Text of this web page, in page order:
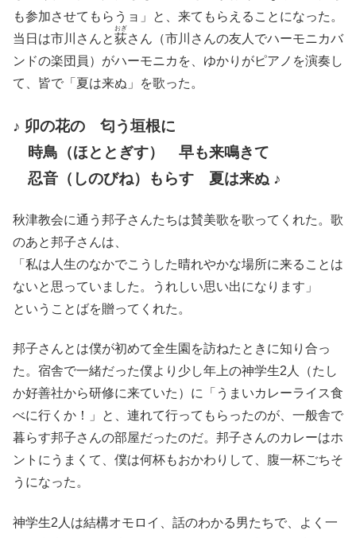
も参加させてもらうョ」と、来てもらえることになった。
当日は市川さんと荻
おぎ
さん（市川さんの友人でハーモニカバ
ンドの楽団員）がハーモニカを、ゆかりがピアノを演奏し
て、皆で「夏は来ぬ」を歌った。
♪ 卯の花の 匂う垣根に
時鳥（ほととぎす） 早も来鳴きて
忍音（しのびね）もらす 夏は来ぬ ♪
秋津教会に通う邦子さんたちは賛美歌を歌ってくれた。歌
のあと邦子さんは、
「私は人生のなかでこうした晴れやかな場所に来ることは
ないと思っていました。うれしい思い出になります」
ということばを贈ってくれた。
邦子さんとは僕が初めて全生園を訪ねたときに知り合っ
た。宿舎で一緒だった僕より少し年上の神学生2人（たし
か好善社から研修に来ていた）に「うまいカレーライス食
べに行くか！」と、連れて行ってもらったのが、一般舎で
暮らす邦子さんの部屋だったのだ。邦子さんのカレーはホ
ントにうまくて、僕は何杯もおかわりして、腹一杯ごちそ
うになった。
神学生2人は結構オモロイ、話のわかる男たちで、よく一